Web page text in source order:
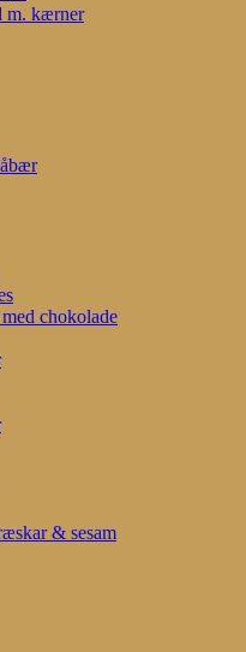
m. kærner
chokolade
& sesam